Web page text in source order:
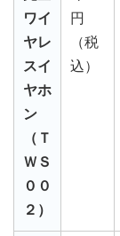
ワイ
ヤレ
スイ
ヤホ
ン
（Ｔ
ＷＳ
００
２）
円
（税
込）